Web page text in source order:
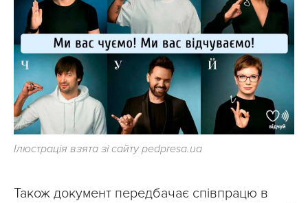
Ілюстрація взята зі сайту pedpresa.ua
Також документ передбачає співпрацю в